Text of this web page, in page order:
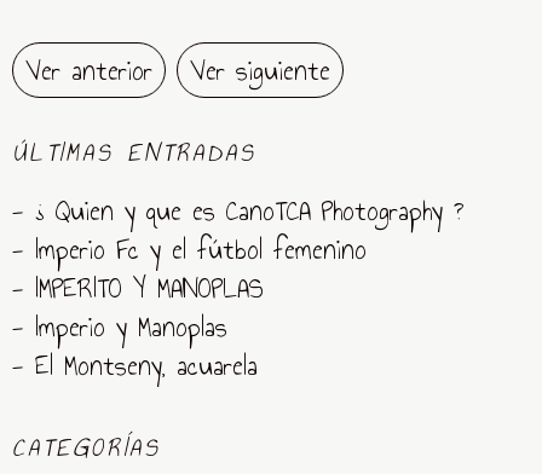
Ver anterior Ver siguiente
ÚLTIMAS ENTRADAS
- ¿ Quien y que es CanoTCA Photography ?
- Imperio Fc y el fútbol femenino
- IMPERITO Y MANOPLAS
- Imperio y Manoplas
- El Montseny, acuarela
CATEGORÍAS